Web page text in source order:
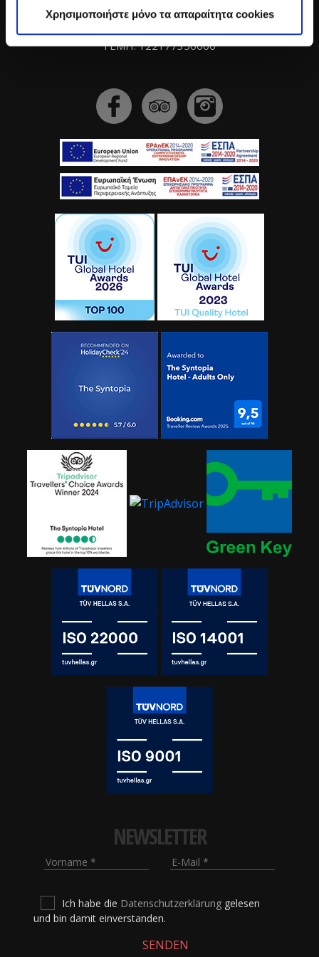
Χρησιμοποιήστε μόνο τα απαραίτητα cookies
Email: info@thesyntopiahotel.gr
ΓΕΜΗ: 122177350000
NEWSLETTER
Vorname E-Mail
Ich habe die Datenschutzerklärung gelesen
und bin damit einverstanden.
SENDEN